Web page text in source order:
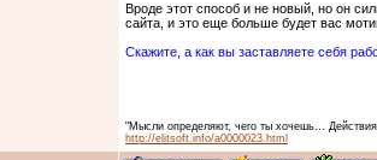
Вроде этот способ и не новый, но он
сайта, и это еще больше будет вас
Скажите, а как вы заставляете себя
"Мысли определяют, чего ты хочешь…
http://elitsoft.info/a0000023.html